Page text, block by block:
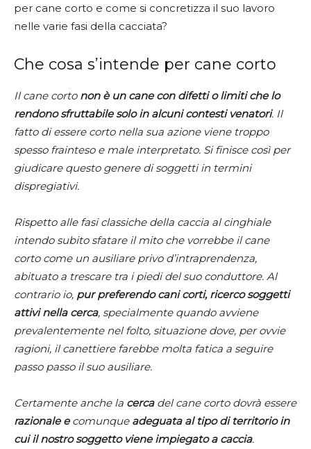
per cane corto e come si concretizza il suo lavoro
nelle varie fasi della cacciata?
Che cosa s’intende per cane corto
Il cane cortonon è un cane con difetti o limiti che lo
rendono sfruttabile solo in alcuni contesti venatori. Il
fatto di essere corto nella sua azione viene troppo
spesso frainteso e male interpretato. Si finisce così per
giudicare questo genere di soggetti in termini
dispregiativi.
Rispetto alle fasi classiche della caccia al cinghiale
intendo subito sfatare il mito che vorrebbe il cane
corto come un ausiliare privo d’intraprendenza,
abituato a trescare tra i piedi del suo conduttore. Al
contrario io, pur preferendo cani corti, ricerco soggetti
attivi nella cerca, specialmente quando avviene
prevalentemente nel folto, situazione dove, per ovvie
ragioni, il canettiere farebbe molta fatica a seguire
passo passo il suo ausiliare.
Certamente anche la cercadel cane corto dovrà essere
razionale ecomunque adeguata al tipo di territorio in
cui il nostro soggetto viene impiegato a caccia.